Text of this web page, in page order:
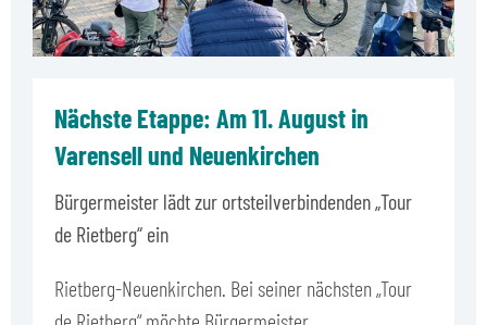
Nächste Etappe: Am 11. August in
Varensell und Neuenkirchen
Bürgermeister lädt zur ortsteilverbindenden „Tour
de Rietberg“ ein
Rietberg-Neuenkirchen. Bei seiner nächsten „Tour